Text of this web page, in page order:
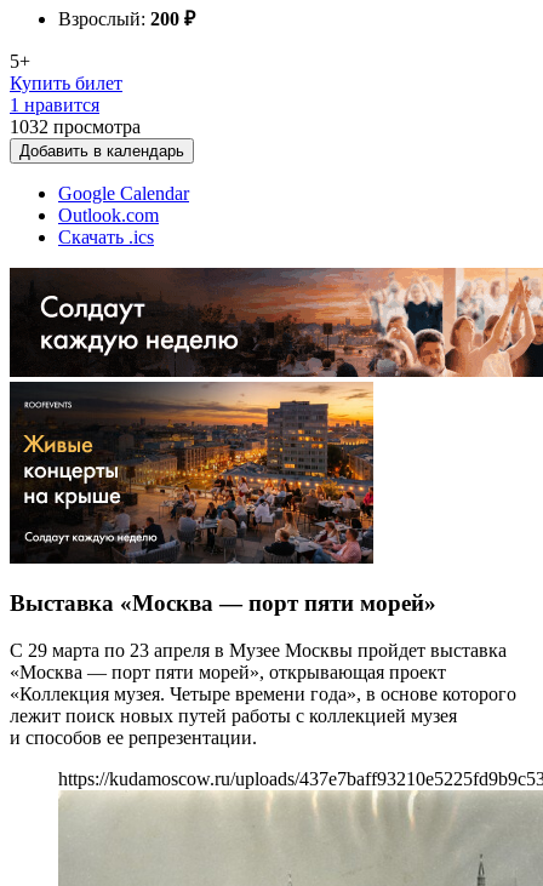
Взрослый: 200 ₽
5+
Купить билет
1 нравится
1032 просмотра
Добавить в календарь
Google Calendar
Outlook.com
Скачать .ics
Выставка «Москва — порт пяти морей»
С 29 марта по 23 апреля в Музее Москвы пройдет выставка
«Москва — порт пяти морей», открывающая проект
«Коллекция музея. Четыре времени года», в основе которого
лежит поиск новых путей работы с коллекцией музея
и способов ее репрезентации.
https://kudamoscow.ru/uploads/